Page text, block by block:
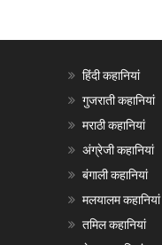
हिंदी कहानियां
गुजराती कहानियां
मराठी कहानियां
अंग्रेजी कहानियां
बंगाली कहानियां
मलयालम कहानियां
तमिल कहानियां